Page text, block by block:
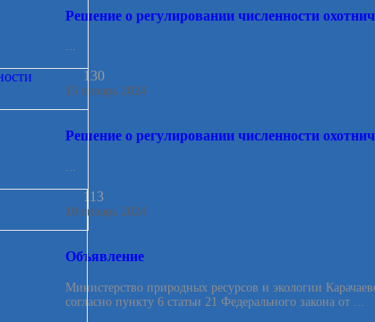
Решение о регулировании численности
...
130
15 январь 2024
Решение о регулировании численности
113
10 январь 2024
Объявление
Министерство природных ресурсов и экологии
согласно пункту 6 статьи 21 Федерального закона от ...